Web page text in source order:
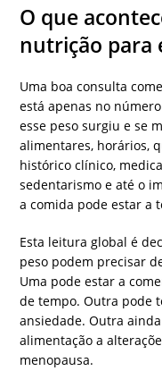
O que
nutrição para
Uma boa consulta
está apenas no
esse peso surgiu e se
alimentares, horários,
histórico clínico,
sedentarismo e até o
a comida pode estar a
Esta leitura global é
peso podem precisar
Uma pode estar a
de tempo. Outra pode
ansiedade. Outra
alimentação a
menopausa.